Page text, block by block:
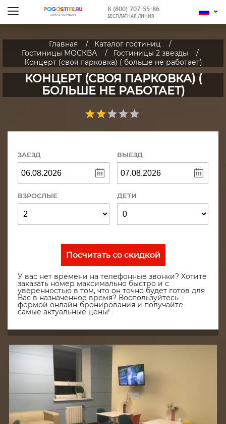
8 (800) 707-55-86
БЕСПЛАТНАЯ ЛИНИЯ
Главная
Каталог гостиниц
Гостиницы МОСКВА
Гостиницы 2 звезды
Концерт (своя парковка) ( больше не работает)
КОНЦЕРТ (СВОЯ ПАРКОВКА) (
БОЛЬШЕ НЕ РАБОТАЕТ)
ЗАЕЗД ВЫЕЗД
ВЗРОСЛЫЕ ДЕТИ
Посчитать со скидкой
У вас нет времени на телефонные звонки? Хотите
заказать номер максимально быстро и с
уверенностью в том, что он точно будет готов для
Вас в назначенное время? Воспользуйтесь
формой онлайн-бронирования и получайте
самые актуальные цены!